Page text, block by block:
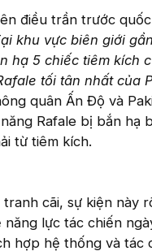
điều trần trước
khu vực biên giới
hạ 5 chiếc tiêm kích
tối tân nhất của
quân Ấn Độ và
Rafale bị bắn hạ
từ tiêm kích.
cãi, sự kiện này
lực tác chiến
hợp hệ thống và tác